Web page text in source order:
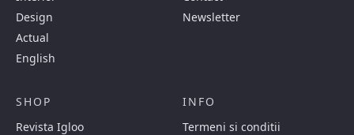
Design
Actual
English
Newsletter
SHOP
Revista Igloo
INFO
Termeni si conditii